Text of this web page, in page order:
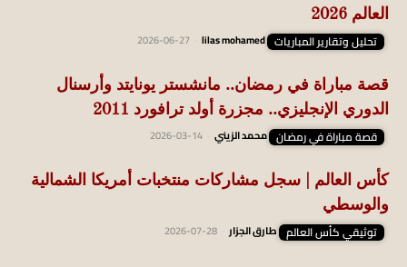
العالم 2026
تحليل وتقارير المباريات lilas mohamed
2026-06-27
قصة مباراة في رمضان.. مانشستر يونايتد وأرسنال
الدوري الإنجليزي.. مجزرة أولد ترافورد 2011
قصة مباراة في رمضان محمد الزيني 2026-03-14
كأس العالم | سجل مشاركات منتخبات أمريكا الشمالية
والوسطي
توثيقي كأس العالم طارق الجزار 2026-07-28